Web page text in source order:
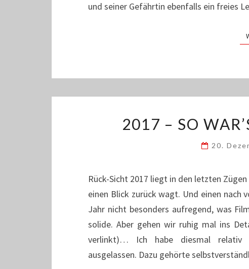
und seiner Gefährtin ebenfalls ein freies
2017 – SO
20.
Rück-Sicht 2017 liegt in den letzten
einen Blick zurück wagt. Und einen nach
Jahr nicht besonders aufregend, was
solide. Aber gehen wir ruhig mal ins
verlinkt)… Ich habe diesmal relativ
ausgelassen. Dazu gehörte